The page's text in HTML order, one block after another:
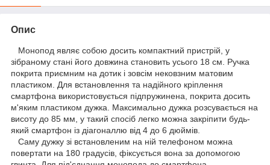
Опис
Монопод являє собою досить компактний пристрій, у
зібраному стані його довжина становить усього 18 см. Ручка
покрита приємним на дотик і зовсім нековзним матовим
пластиком. Для встановлення та надійного кріплення
смартфона використовується підпружинена, покрита досить
м'яким пластиком дужка. Максимально дужка розсувається на
висоту до 85 мм, у такий спосіб легко можна закріпити будь-
який смартфон із діагоналлю від 4 до 6 дюймів.
Саму дужку зі встановленим на ній телефоном можна
повертати на 180 градусів, фіксується вона за допомогою